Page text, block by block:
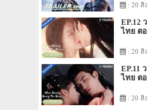
: 20 สิ
EP.12
ไทย ต
: 20 สิ
EP.11
ไทย ต
: 20 สิ